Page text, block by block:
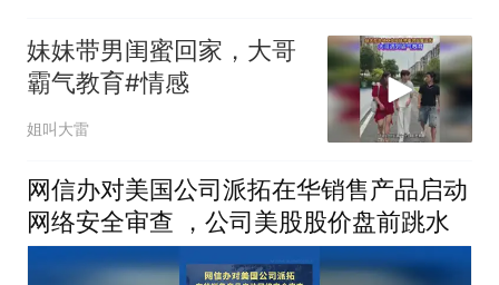
妹妹带男闺蜜回家，大哥
霸气教育#情感
姐叫大雷
网信办对美国公司派拓在华销售产品启动
网络安全审查 ，公司美股股价盘前跳水